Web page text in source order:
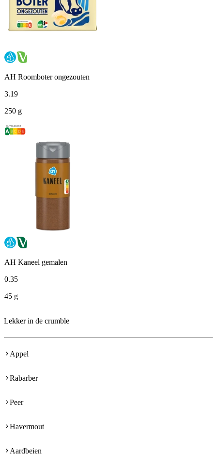
AH Roomboter ongezouten
3.19
250 g
AH Kaneel gemalen
0.35
45 g
Lekker in de crumble
Appel
Rabarber
Peer
Havermout
Aardbeien